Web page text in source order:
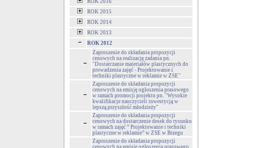
ROK 2016
ROK 2015
ROK 2014
ROK 2013
ROK 2012
Zaproszenie do składania propozycji
cenowych na realizację zadania pn.
"Dostarczanie materiałów plastycznych do
prowadzenia zajęć - Projektowanie i
techniki plastyczne w reklamie w ZSE"
Zaproszenie do składania propozycji
cenowych na emisję ogłoszenia prasowego
w ramach promocji projektu pn. "Wysokie
kwalifikacje nauczycieli inwestycją w
lepszą przyszłość młodzieży"
Zaproszenie do składania propozycji
cenowych na dostarczenie desek do rysunku
w ramach zajęć ” Projektowanie i techniki
plastyczne w reklamie” w ZSE w Brzegu
Zaproszenie do składania propozycji
cenowych na emisję ogłoszenia prasowego